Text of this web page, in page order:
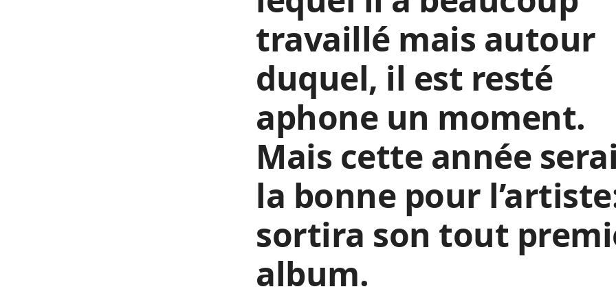
travaillé mais autour
duquel, il est resté
aphone un moment.
Mais cette année
la bonne pour
sortira son tout
album.